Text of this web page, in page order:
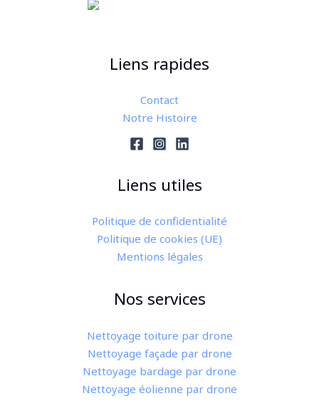
Liens rapides
Contact
Notre Histoire
Liens utiles
Politique de confidentialité
Politique de cookies (UE)
Mentions légales
Nos services
Nettoyage toiture par drone
Nettoyage façade par drone
Nettoyage bardage par drone
Nettoyage éolienne​ par drone